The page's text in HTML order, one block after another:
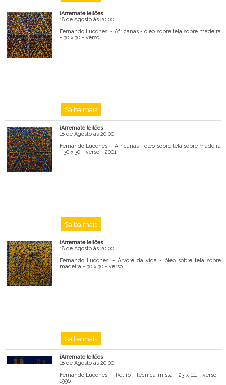
iArremate leilões
18 de Agosto às 20:00
Fernando Lucchesi - Africanas - óleo sobre tela sobre madeira
- 30 x 30 - verso
Saiba mais
iArremate leilões
18 de Agosto às 20:00
Fernando Lucchesi - Africanas - óleo sobre tela sobre madeira
- 30 x 30 - verso - 2001
Saiba mais
iArremate leilões
18 de Agosto às 20:00
Fernando Lucchesi - Árvore da vida - óleo sobre tela sobre
madeira - 30 x 30 - verso
Saiba mais
iArremate leilões
18 de Agosto às 20:00
Fernando Lucchesi - Retiro - técnica mista - 23 x 111 - verso -
1996